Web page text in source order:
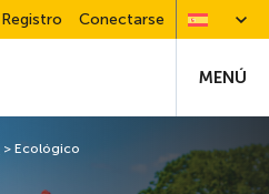
Registro Conectarse
MENÚ
> Ecológico